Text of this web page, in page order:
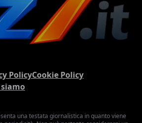
PolicyCookie Policy
siamo
una testata giornalistica in quanto viene